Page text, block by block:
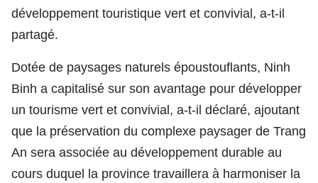
ESPAÑOL
développement touristique vert et convivial, a-t-il
partagé.
Dotée de paysages naturels époustouflants, Ninh
Binh a capitalisé sur son avantage pour développer
un tourisme vert et convivial, a-t-il déclaré, ajoutant
que la préservation du complexe paysager de Trang
An sera associée au développement durable au
cours duquel la province travaillera à harmoniser la